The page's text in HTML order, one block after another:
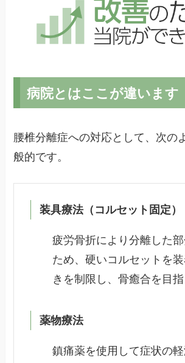
病院とはここが違います
腰椎分離症への対応として、次の
般的です。
装具療法（コルセット固定）
疲労骨折により分離した
ため、硬いコルセットを
きを制限し、骨癒合を目
薬物療法
鎮痛薬を使用して症状の軽